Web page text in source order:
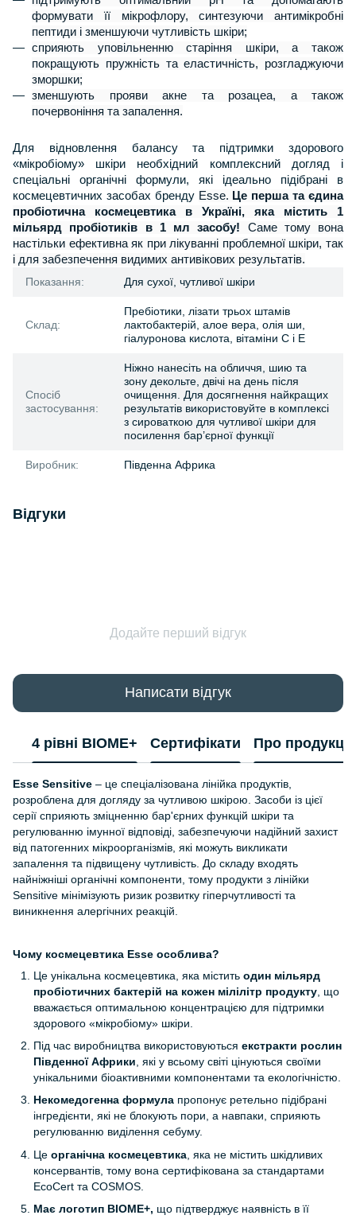
формувати її мікрофлору, синтезуючи антимікробні
пептиди і зменшуючи чутливість шкіри;
сприяють уповільненню старіння шкіри, а також
покращують пружність та еластичність, розгладжуючи
зморшки;
зменшують прояви акне та розацеа, а також
почервоніння та запалення.
Для відновлення балансу та підтримки здорового
«мікробіому» шкіри необхідний комплексний догляд і
спеціальні органічні формули, які ідеально підібрані в
космецевтичних засобах бренду Esse. Це перша та єдина
пробіотична космецевтика в Україні, яка містить 1
мільярд пробіотиків в 1 мл засобу! Саме тому вона
настільки ефективна як при лікуванні проблемної шкіри, так
і для забезпечення видимих антивікових результатів.
Показання:
Для сухої, чутливої шкіри
Склад:
Пребіотики, лізати трьох штамів
лактобактерій, алое вера, олія ши,
гіалуронова кислота, вітаміни С і Е
Спосіб
застосування:
Ніжно нанесіть на обличчя, шию та
зону декольте, двічі на день після
очищення. Для досягнення найкращих
результатів використовуйте в комплексі
з сироваткою для чутливої шкіри для
посилення бар’єрної функції
Виробник: Південна Африка
Відгуки
Додайте перший відгук
Написати відгук
4 рівні BIOME+ Сертифікати Про
Esse Sensitive – це спеціалізована лінійка продуктів,
розроблена для догляду за чутливою шкірою. Засоби із цієї
серії сприяють зміцненню бар'єрних функцій шкіри та
регулюванню імунної відповіді, забезпечуючи надійний захист
від патогенних мікроорганізмів, які можуть викликати
запалення та підвищену чутливість. До складу входять
найніжніші органічні компоненти, тому продукти з лінійки
Sensitive мінімізують ризик розвитку гіперчутливості та
виникнення алергічних реакцій.
Чому космецевтика Esse особлива?
Це унікальна космецевтика, яка містить один мільярд
пробіотичних бактерій на кожен мілілітр продукту , що
вважається оптимальною концентрацією для підтримки
здорового «мікробіому» шкіри.
Під час виробництва використовуються екстракти рослин
Південної Африки , які у всьому світі цінуються своїми
унікальними біоактивними компонентами та екологічністю.
Некомедогенна формула пропонує ретельно підібрані
інгредієнти, які не блокують пори, а навпаки, сприяють
регулюванню виділення себуму.
Це органічна космецевтика , яка не містить шкідливих
консервантів, тому вона сертифікована за стандартами
EcoCert та COSMOS.
Має логотип BIOME+, що підтверджує наявність в її